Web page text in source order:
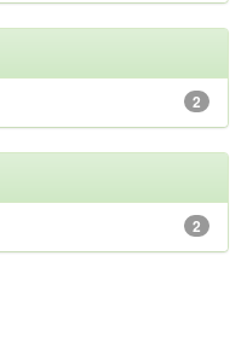
2
2